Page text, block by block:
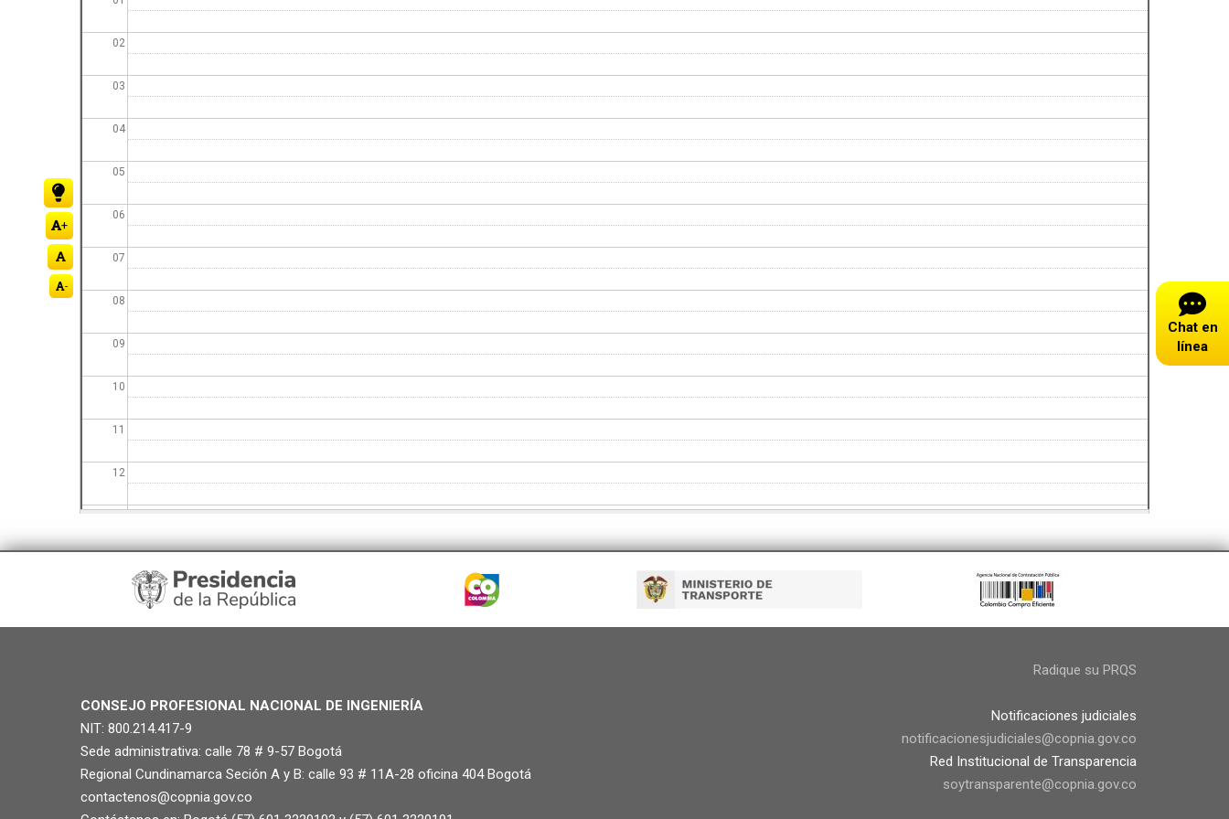
navegación
02
03
04
05
06
07
08
09
10
11
12
18
19
20
+
-
CONSEJO PROFESIONAL NACIONAL DE INGENIERÍA
NIT: 800.214.417-9
Sede administrativa: calle 78 # 9-57 Bogotá
Regional Cundinamarca Seción A y B: calle 93 # 11A-28 oficina 404 Bogotá
contactenos@copnia.gov.co
Radique su PRQS
Notificaciones judiciales
notificacionesjudiciales@copnia.gov.co
Red Institucional de Transparencia
soytransparente@copnia.gov.co
Chat en
línea